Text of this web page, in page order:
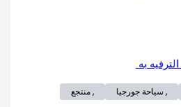
به
, سياحة جورجيا
, منتجع